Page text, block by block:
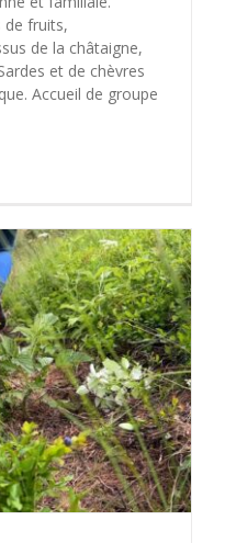
de fruits,
de la châtaigne,
et de chèvres
Accueil de groupe